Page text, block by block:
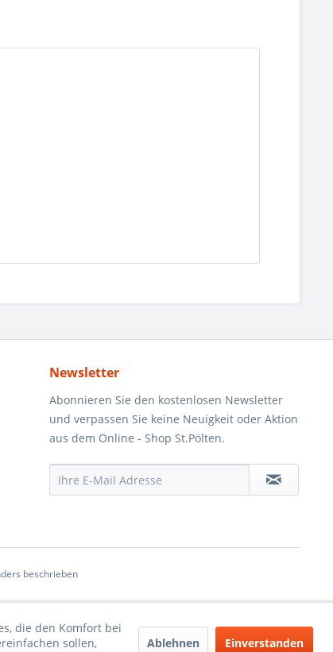
Newsletter
Abonnieren Sie den kostenlosen Newsletter
und verpassen Sie keine Neuigkeit oder Aktion
aus dem Online - Shop St.Pölten.
beschrieben
die den Komfort bei
sollen,
Ablehnen Einverstanden